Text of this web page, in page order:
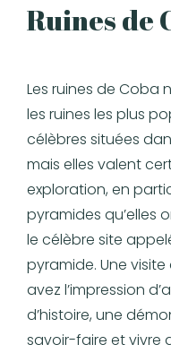
Ruines de
Les ruines de Coba
les ruines les plus
célèbres situées
mais elles valent
exploration, en
pyramides qu’elles
le célèbre site
pyramide. Une
avez l’impression
d’histoire, une
savoir-faire et vivre